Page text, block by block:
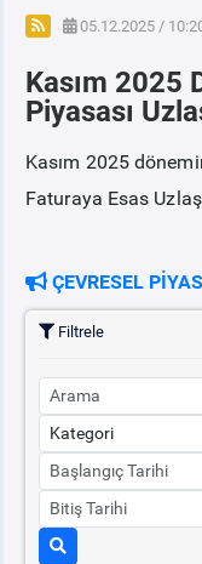
YEK-G Piyasası
YEK-G Nedir?
05.12.2025 /
Kasım 2025
Piyasası
Kasım 2025
Faturaya Esas
ÇEVRESEL
Filtrele